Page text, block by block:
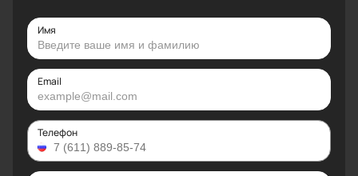
Имя
Email
Телефон